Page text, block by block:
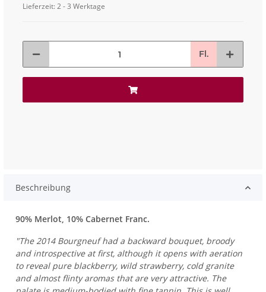
Lieferzeit:2 - 3 Werktage
Fl.
Beschreibung
90% Merlot, 10% Cabernet Franc.
"The 2014 Bourgneuf had a backward bouquet, broody
and introspective at first, although it opens with aeration
to reveal pure blackberry, wild strawberry, cold granite
and almost flinty aromas that are very attractive. The